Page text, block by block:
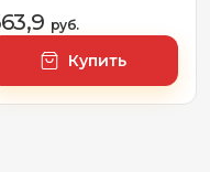
черный)
руб.
Купить